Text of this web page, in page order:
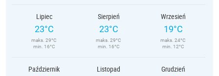
Lipiec
23°C
maks. 29°C
min. 16°C
Sierpień
23°C
maks. 29°C
min. 16°C
Wrzesień
19°C
maks. 24°C
min. 12°C
Październik Listopad Grudzień